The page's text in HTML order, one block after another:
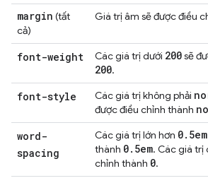
margin (tất
cả)
Giá trị âm sẽ được điều
font-weight Các giá trị dưới 200sẽ
200.
font-style Các giá trị không phải
được điều chỉnh thành
word-
spacing
Các giá trị lớn hơn 0. 5em
thành 0. 5em. Các giá trị
chỉnh thành 0.